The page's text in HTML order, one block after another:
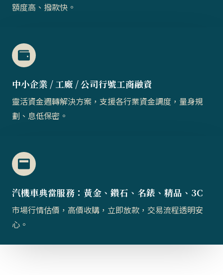
額度高、撥款快。
中小企業 / 工廠 / 公司行號工商融資
靈活資金週轉解決方案，支援各行業資金調度，量身規
劃、息低保密。
汽機車典當服務：黃金、鑽石、名錶、精品、3C
市場行情估價，高價收購，立即放款，交易流程透明安
心。